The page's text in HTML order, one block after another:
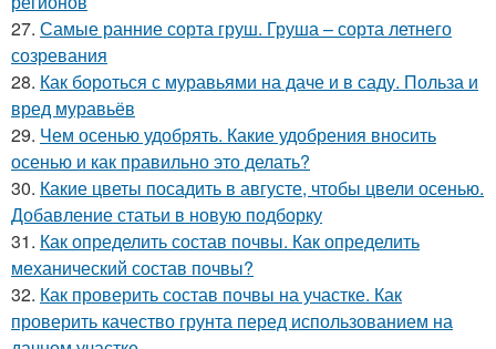
27. Самые ранние сорта груш. Груша – сорта летнего
созревания
28. Как бороться с муравьями на даче и в саду. Польза и
вред муравьёв
29. Чем осенью удобрять. Какие удобрения вносить
осенью и как правильно это делать?
30. Какие цветы посадить в августе, чтобы цвели осенью.
Добавление статьи в новую подборку
31. Как определить состав почвы. Как определить
механический состав почвы?
32. Как проверить состав почвы на участке. Как
проверить качество грунта перед использованием на